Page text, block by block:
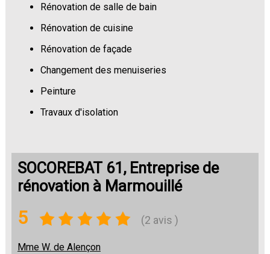
Rénovation de salle de bain
Rénovation de cuisine
Rénovation de façade
Changement des menuiseries
Peinture
Travaux d'isolation
SOCOREBAT 61, Entreprise de
rénovation à Marmouillé
5 (2 avis )
Mme W. de Alençon